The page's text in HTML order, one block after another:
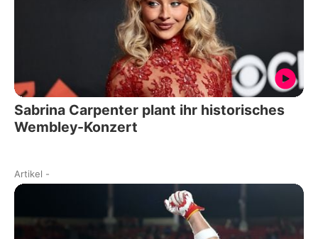
Sabrina Carpenter plant ihr historisches
Wembley-Konzert
Artikel -